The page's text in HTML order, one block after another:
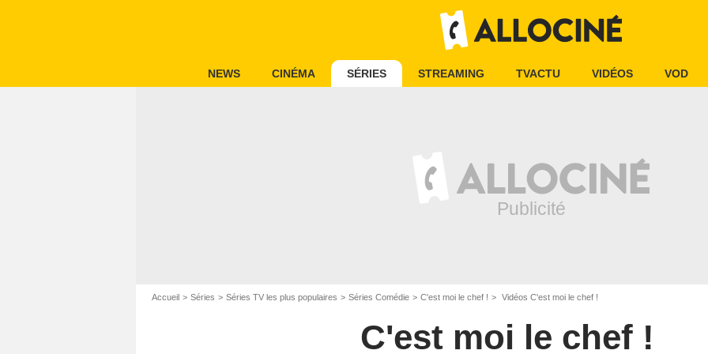
NEWS CINÉMA SÉRIES STREAMING TVACTU VIDÉOS VOD
Accueil Séries Séries TV les plus populaires Séries Comédie C'est moi le chef ! Vidéos C'est moi le chef !
C'est moi le chef !